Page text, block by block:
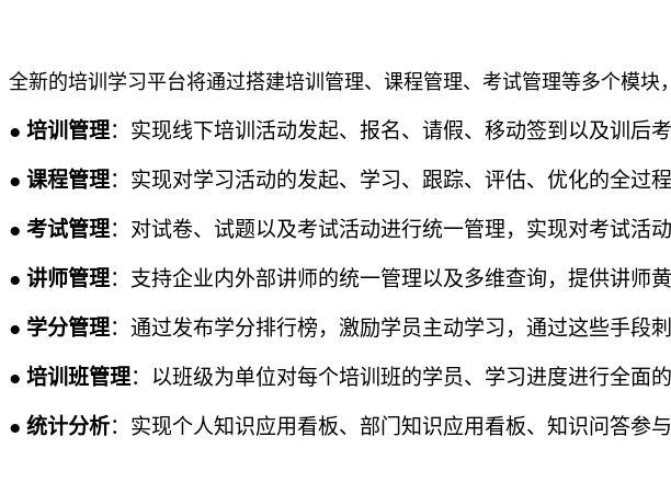
全新的培训学习平台将通过搭建培训管理、课程管理、考试管理等多个模
● 培训管理：实现线下培训活动发起、报名、请假、移动签到以及训后
● 课程管理：实现对学习活动的发起、学习、跟踪、评估、优化的全过
● 考试管理：对试卷、试题以及考试活动进行统一管理，实现对考试活
● 讲师管理：支持企业内外部讲师的统一管理以及多维查询，提供讲师
● 学分管理：通过发布学分排行榜，激励学员主动学习，通过这些手段
● 培训班管理：以班级为单位对每个培训班的学员、学习进度进行全面
● 统计分析：实现个人知识应用看板、部门知识应用看板、知识问答参